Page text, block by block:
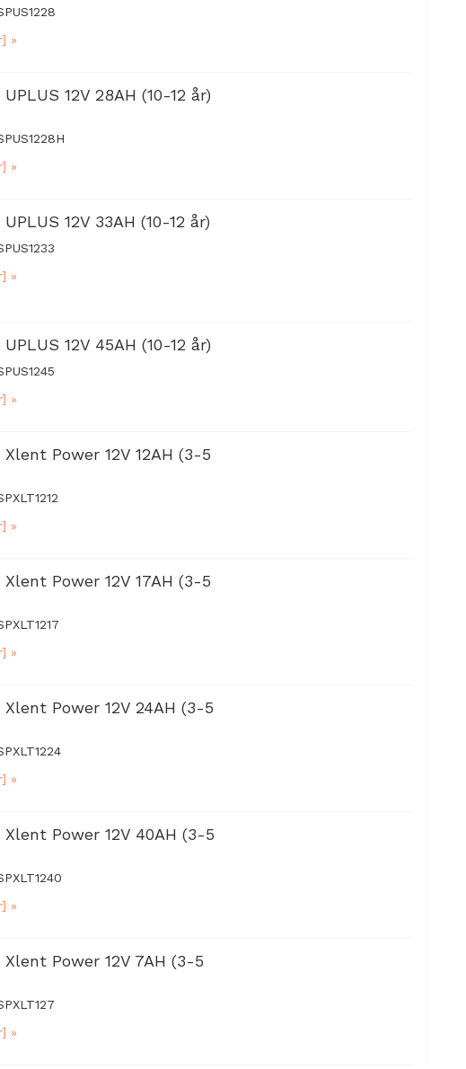
»
12V 28AH (10-12 år)
»
12V 33AH (10-12 år)
»
12V 45AH (10-12 år)
»
Power 12V 12AH (3-5
»
Power 12V 17AH (3-5
»
Power 12V 24AH (3-5
»
Power 12V 40AH (3-5
»
Power 12V 7AH (3-5
»